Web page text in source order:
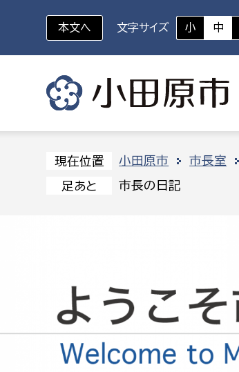
いざというときに
対象者を選択
小・中学生
高校生・大学生など
若者
組織から探す
部に属さない室
本文へ 文字サイズ 小 中
現在位置 小田原市 市長室
足あと 市長の日記